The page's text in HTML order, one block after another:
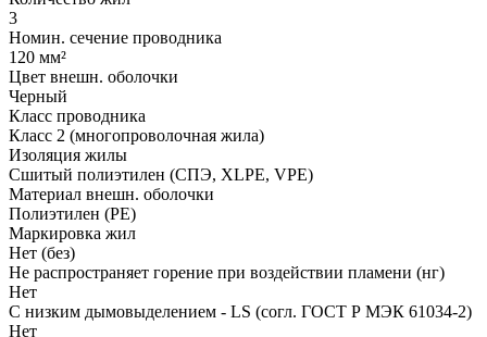
3
Номин. сечение проводника
120 мм²
Цвет внешн. оболочки
Черный
Класс проводника
Класс 2 (многопроволочная жила)
Изоляция жилы
Сшитый полиэтилен (СПЭ, XLPE, VPE)
Материал внешн. оболочки
Полиэтилен (PE)
Маркировка жил
Нет (без)
Не распространяет горение при воздействии пламени (нг)
Нет
С низким дымовыделением - LS (согл. ГОСТ Р МЭК 61034-2)
Нет